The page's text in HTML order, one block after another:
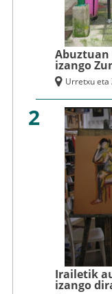
izango
Urretxu eta
2
Irailetik
izango